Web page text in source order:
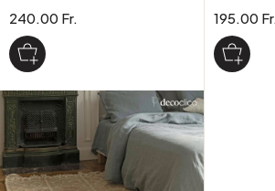
240.00 Fr.
195.00 Fr.